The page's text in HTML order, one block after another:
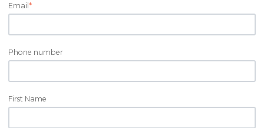
Email*
Phone number
First Name